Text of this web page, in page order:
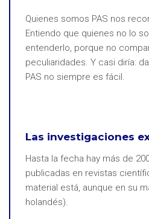
Quienes somos PAS nos
Entiendo que quienes no lo
entenderlo, porque no
peculiaridades. Y casi diría:
PAS no siempre es fácil.
Las investigaciones
Hasta la fecha hay más de
publicadas en revistas
material está, aunque en su
holandés).